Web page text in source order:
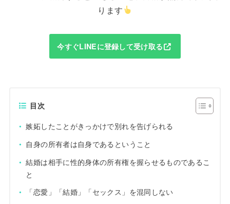
ります
今すぐLINEに登録して受け取る
目次
嫉妬したことがきっかけで別れを告げられる
自身の所有者は自身であるということ
結婚は相手に性的身体の所有権を握らせるものであるこ
と
「恋愛」「結婚」「セックス」を混同しない